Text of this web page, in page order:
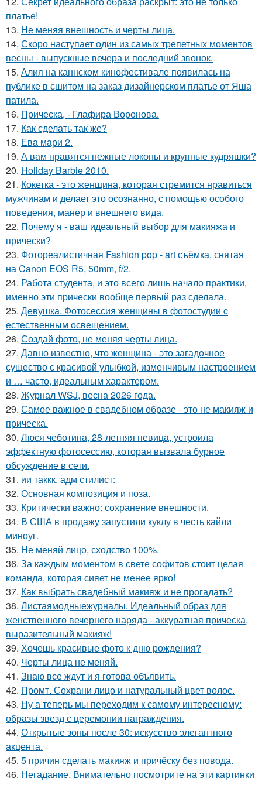
платье!
13. Не меняя внешность и черты лица.
14. Скоро наступает один из самых трепетных моментов
весны - выпускные вечера и последний звонок.
15. Алия на каннском кинофестивале появилась на
публике в сшитом на заказ дизайнерском платье от Яша
патила.
16. Прическа, - Глафира Воронова.
17. Как сделать так же?
18. Ева мари 2.
19. А вам нравятся нежные локоны и крупные кудряшки?
20. Holiday Barbie 2010.
21. Кокетка - это женщина, которая стремится нравиться
мужчинам и делает это осознанно, с помощью особого
поведения, манер и внешнего вида.
22. Почему я - ваш идеальный выбор для макияжа и
прически?
23. Фотореалистичная Fashion pop - art съёмка, снятая
на Canon EOS R5, 50mm, f/2.
24. Работа студента, и это всего лишь начало практики,
именно эти прически вообще первый раз сделала.
25. Девушка. Фотосессия женщины в фотостудии c
естественным освещением.
26. Создай фото, не меняя черты лица.
27. Давно известно, что женщина - это загадочное
существо с красивой улыбкой, изменчивым настроением
и … часто, идеальным характером.
28. Журнал WSJ, весна 2026 года.
29. Самое важное в свадебном образе - это не макияж и
прическа.
30. Люся чеботина, 28-летняя певица, устроила
эффектную фотосессию, которая вызвала бурное
обсуждение в сети.
31. ии таккк. адм стилист:
32. Основная композиция и поза.
33. Критически важно: сохранение внешности.
34. В США в продажу запустили куклу в честь кайли
миноуг.
35. Не меняй лицо, сходство 100%.
36. За каждым моментом в свете софитов стоит целая
команда, которая сияет не менее ярко!
37. Как выбрать свадебный макияж и не прогадать?
38. Листаямодныежурналы. Идеальный образ для
женственного вечернего наряда - аккуратная прическа,
выразительный макияж!
39. Хочешь красивые фото к дню рождения?
40. Черты лица не меняй.
41. Знаю все ждут и я готова объявить.
42. Промт. Сохрани лицо и натуральный цвет волос.
43. Ну а теперь мы переходим к самому интересному:
образы звезд с церемонии награждения.
44. Открытые зоны после 30: искусство элегантного
акцента.
45. 5 причин сделать макияж и причёску без повода.
46. Негадание. Внимательно посмотрите на эти картинки